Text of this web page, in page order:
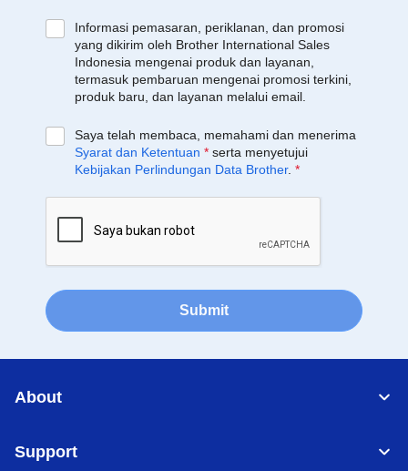
Informasi pemasaran, periklanan, dan promosi
yang dikirim oleh Brother International Sales
Indonesia mengenai produk dan layanan,
termasuk pembaruan mengenai promosi terkini,
produk baru, dan layanan melalui email.
Saya telah membaca, memahami dan menerima
Syarat dan Ketentuan * serta menyetujui
Kebijakan Perlindungan Data Brother. *
Submit
About
Support